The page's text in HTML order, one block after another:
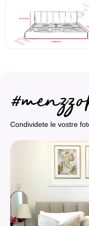
Condividete le vostre